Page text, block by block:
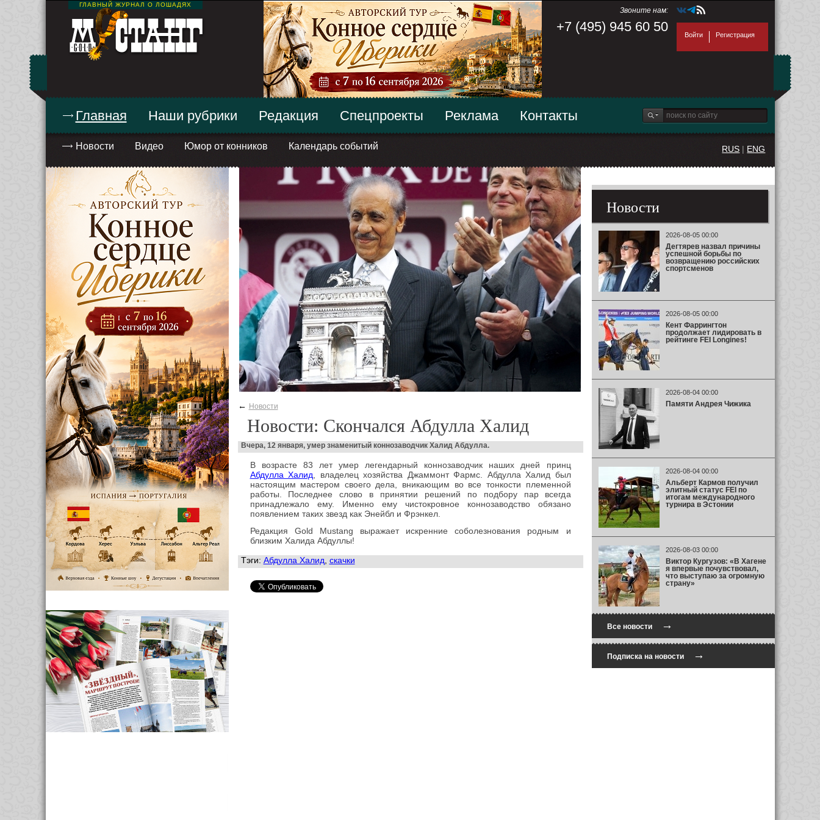
ГЛАВНЫЙ ЖУРНАЛ О ЛОШАДЯХ
Звоните нам:
+7 (495) 945 60 50
Войти Регистрация
Главная
Новости Видео Юмор от конников Календарь событий
Наши рубрики Редакция Спецпроекты Реклама Контакты
RUS | ENG
← Новости
Новости: Скончался Абдулла Халид
Вчера, 12 января, умер знаменитый коннозаводчик Халид Абдулла.
В возрасте 83 лет умер легендарный коннозаводчик наших дней принц
Абдулла Халид , владелец хозяйства Джаммонт Фармс. Абдулла Халид был
настоящим мастером своего дела, вникающим во все тонкости племенной
работы. Последнее слово в принятии решений по подбору пар всегда
принадлежало ему. Именно ему чистокровное коннозаводство обязано
появлением таких звезд как Энейбл и Фрэнкел.
Редакция Gold Mustang выражает искренние соболезнования родным и
близким Халида Абдуллы!
Тэги: Абдулла Халид скачки
Новости
2026-08-05 00:00
Дегтярев назвал причины
успешной борьбы по
возвращению российских
спортсменов
2026-08-05 00:00
Кент Фаррингтон
продолжает лидировать в
рейтинге FEI Longines!
2026-08-04 00:00
Памяти Андрея Чижика
2026-08-04 00:00
Альберт Кармов получил
элитный статус FEI по
итогам международного
турнира в Эстонии
2026-08-03 00:00
Виктор Кургузов: «В Хагене
я впервые почувствовал,
что выступаю за огромную
страну»
Все новости→
Подписка на новости→